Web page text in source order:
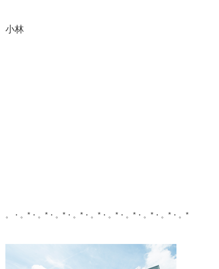
小林
。・。*・。*・。*・。*・。*・。*・。*・。*・。*・。*